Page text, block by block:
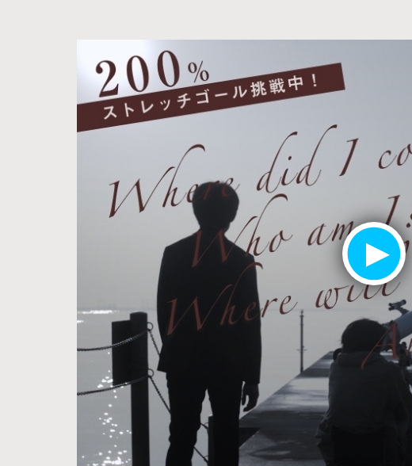
カテゴリーから探す タグか